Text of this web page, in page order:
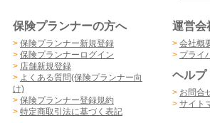
保険プランナーの方へ
> 保険プランナー新規登録
> 保険プランナーログイン
> 店舗新規登録
> よくある質問(保険プランナー向
け)
> 保険プランナー登録規約
> 特定商取引法に基づく表記
運営会
> 会社概
> プライ
ヘルプ
> お問合
> サイト